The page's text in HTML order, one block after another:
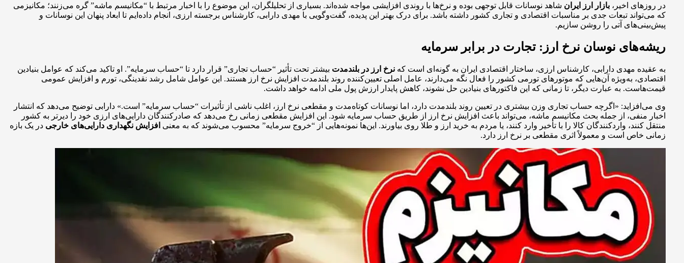
در روزهای اخیر، بازار ارز ایران شاهد نوسانات قابل توجهی بوده و نرخ‌ها با روندی افزایشی مواجه شده‌اند. بسیاری از تحلیلگران، این موضوع را با اخبار مرتبط با “مکانیسم ماشه” گره می‌زنند؛ مکانیزمی
که می‌تواند تبعات جدی بر مناسبات اقتصادی و تجاری کشور داشته باشد. برای درک بهتر این پدیده، گفت‌وگویی با مهدی دارابی، کارشناس برجسته ارزی، انجام داده‌ایم تا ابعاد پنهان این نوسانات و
پیش‌بینی‌های آتی را روشن سازیم.
ریشه‌های نوسان نرخ ارز: تجارت در برابر سرمایه
به عقیده مهدی دارابی، کارشناس ارزی، ساختار اقتصادی ایران به گونه‌ای است که نرخ ارز در بلندمدت بیشتر تحت تأثیر “حساب تجاری” قرار دارد تا “حساب سرمایه”. او تاکید می‌کند که عوامل بنیادین
اقتصادی، به‌ویژه آن‌هایی که موتورهای تورمی کشور را فعال نگه می‌دارند، عامل اصلی تعیین‌کننده روند بلندمدت افزایش نرخ ارز هستند. این عوامل شامل رشد نقدینگی، تورم و افزایش عمومی
قیمت‌هاست. به عبارت دیگر، تا زمانی که این فاکتورهای بنیادین حل نشوند، کاهش پایدار ارزش پول ملی ادامه خواهد داشت.
وی می‌افزاید: «اگرچه حساب تجاری وزن بیشتری در تعیین روند بلندمدت دارد، اما نوسانات کوتاه‌مدت و مقطعی نرخ ارز، اغلب ناشی از تأثیرات “حساب سرمایه” است.» دارابی توضیح می‌دهد که انتشار
اخبار منفی، از جمله بحث مکانیسم ماشه، می‌تواند باعث افزایش نرخ ارز از طریق حساب سرمایه شود. این افزایش مقطعی زمانی رخ می‌دهد که صادرکنندگان دارایی‌های ارزی خود را دیرتر به کشور
منتقل کنند، واردکنندگان کالا را با تأخیر وارد کنند، یا مردم به خرید ارز و طلا روی بیاورند. این‌ها نمونه‌هایی از “خروج سرمایه” محسوب می‌شوند که به معنی افزایش نگهداری دارایی‌های خارجی در یک بازه
زمانی خاص است و معمولاً اثری مقطعی بر نرخ ارز دارد.